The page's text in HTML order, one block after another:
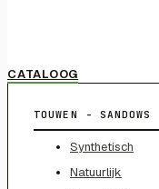
CATALOOG
TOUWEN - SANDOWS
Synthetisch
Natuurlijk